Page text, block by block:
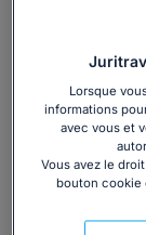
Lorsque
informations
avec vous et
Vous avez le
bouton cookie